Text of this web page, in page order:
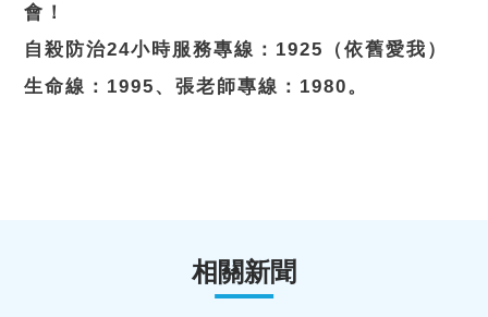
會！
自殺防治24小時服務專線：1925（依舊愛我）
生命線：1995、張老師專線：1980。
相關新聞